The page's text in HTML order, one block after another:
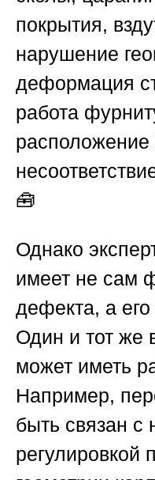
покрытия,
нарушение
деформация
работа
🧰
Однако
имеет не сам
дефекта, а
Один и тот же
может иметь
Например,
быть связан с
регулировкой